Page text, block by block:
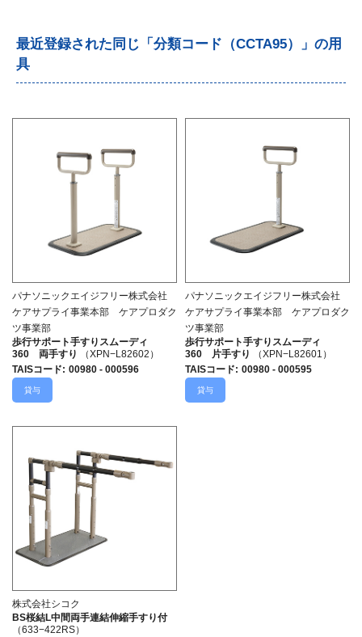
最近登録された同じ「分類コード（CCTA95）」の用
具
パナソニックエイジフリー株式会社
ケアサプライ事業本部 ケアプロダク
ツ事業部
歩行サポート手すりスムーディ
360 両手すり
（XPN−L82602）
TAISコード: 00980 - 000596
貸与
パナソニックエイジフリー株式会社
ケアサプライ事業本部 ケアプロダク
ツ事業部
歩行サポート手すりスムーディ
360 片手すり
（XPN−L82601）
TAISコード: 00980 - 000595
貸与
株式会社シコク
BS桜結L中間両手連結伸縮手すり付
（633−422RS）